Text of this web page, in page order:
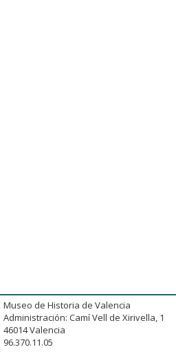
Museo de Historia de Valencia
Administración: Camí Vell de Xirivella, 1
46014 Valencia
96.370.11.05